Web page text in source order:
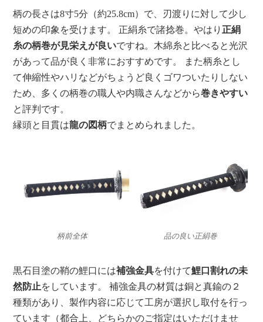
柄の長さは8寸5分（約25.8cm）で、刃渡りに対して少し
短めの印象を受けます。 正絹糸で諸捻巻。やはり 正絹
糸の柄巻が見栄えが良いですね。木綿糸と比べると光沢
があって品が良く非常におすすめです。 また柄糸とし
て伸縮性やハリなどがちょうど良くゴワついたりしない
ため、多くの柄巻の職人や内職さんなどから巻きやすい
と評判です。
縁頭と目貫は龍の図柄でまとめられました。
柄前全体 品の良い正絹巻
黒石目塗の鞘の鯉口には補強金具を付けて鯉口割れの未
然防止をしています。 補強金具の材質は銅と真鍮の２
種類があり、製作内容に応じて工房が選択し取付を行っ
ています（都合上、どちらかのご指定はいただけませ